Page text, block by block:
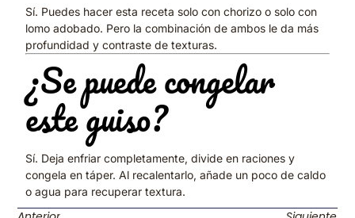
Sí. Puedes hacer esta receta solo con chorizo o solo con
lomo adobado. Pero la combinación de ambos le da más
profundidad y contraste de texturas.
¿Se puede congelar
este guiso?
Sí. Deja enfriar completamente, divide en raciones y
congela en táper. Al recalentarlo, añade un poco de caldo
o agua para recuperar textura.